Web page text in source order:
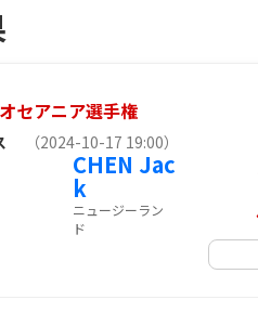
セアニア選手権
（2024-10-17 19:00）
CHEN Jac
k
ニュージーラン
ド